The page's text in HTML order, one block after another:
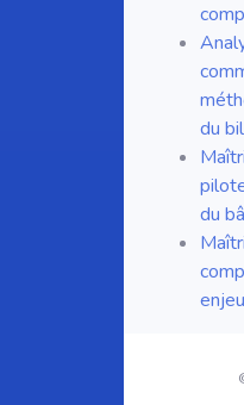
du
du